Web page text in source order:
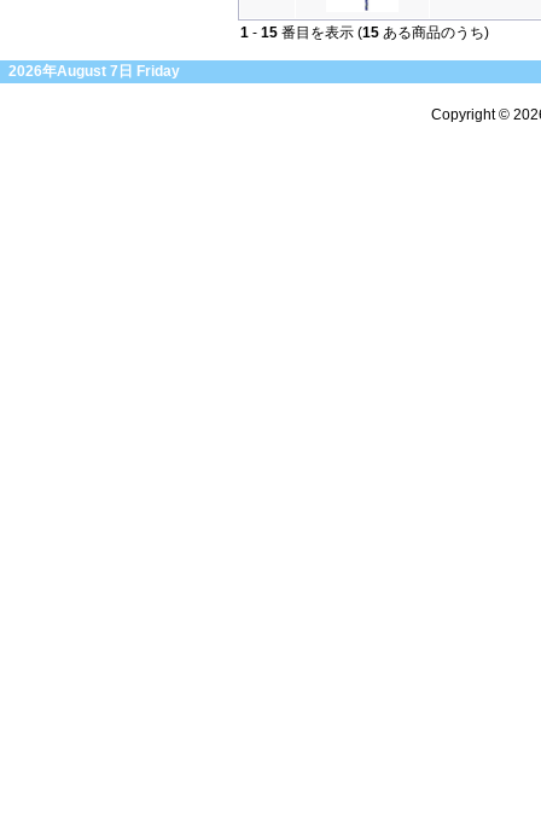
1 - 15 番目を表示 (15 ある商品のうち)
2026年August 7日 Friday
Copyright ©